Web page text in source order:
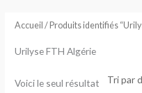
Accueil / Produits identifiés
Urilyse FTH Algérie
Voici le seul résultat